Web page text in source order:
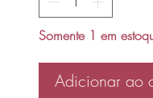
Somente 1 em
Adicionar ao